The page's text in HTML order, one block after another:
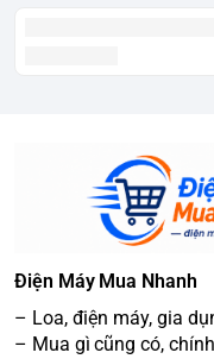
Điện Máy Mua Nhanh
– Loa, điện máy, gia
– Mua gì cũng có,